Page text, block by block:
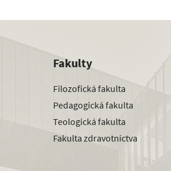
Fakulty
Filozofická fakulta
Pedagogická fakulta
Teologická fakulta
Fakulta zdravotníctva